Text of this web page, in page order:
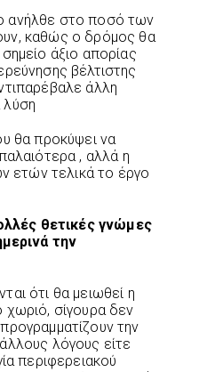
ανήλθε στο ποσό των
καθώς ο δρόμος θα
άξιο απορίας
βέλτιστης
άλλη
λύση
θα προκύψει να
, αλλά η
ετών τελικά το έργο
θετικές γνώμες
την
ότι θα μειωθεί η
χωριό, σίγουρα δεν
την
λόγους είτε
περιφερειακού